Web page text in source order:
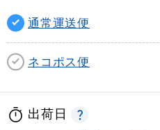
通常運送便
ネコポス便
出荷日